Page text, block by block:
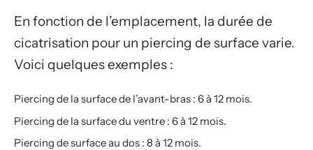
En fonction de l’emplacement, la durée de
cicatrisation pour un piercing de surface varie.
Voici quelques exemples :
Piercing de la surface de l’avant-bras : 6 à 12 mois.
Piercing de la surface du ventre : 6 à 12 mois.
Piercing de surface au dos : 8 à 12 mois.